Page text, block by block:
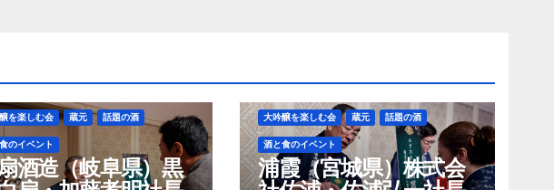
を楽しむ会 蔵元 話題の酒
のイベント
酒造（岐阜県）黒
大吟醸を楽しむ会 蔵元 話題の酒
酒と食のイベント
浦霞（宮城県）株式会